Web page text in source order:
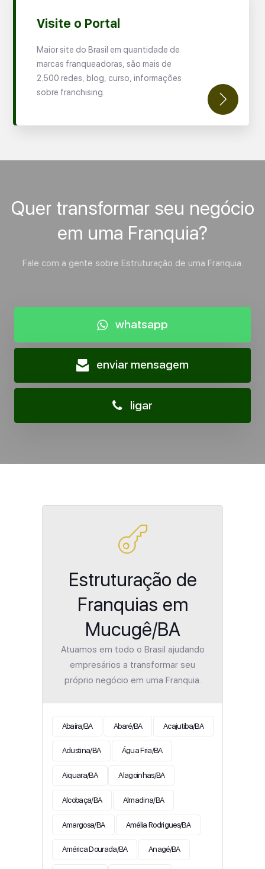
Visite o Portal
Maior site do Brasil em quantidade de
marcas franqueadoras, são mais de
2.500 redes, blog, curso, informações
sobre franchising.
Quer transformar seu negócio
em uma Franquia?
Fale com a gente sobre Estruturação de uma Franquia.
whatsapp
enviar mensagem
ligar
Estruturação de
Franquias em
Mucugê/BA
Atuamos em todo o Brasil ajudando
empresários a transformar seu
próprio negócio em uma Franquia.
Abaíra/BA Abaré/BA Acajutiba/BA
Adustina/BA Água Fria/BA
Aiquara/BA Alagoinhas/BA
Alcobaça/BA Almadina/BA
Amargosa/BA Amélia Rodrigues/BA
América Dourada/BA Anagé/BA